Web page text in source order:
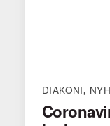
DIAKONI,